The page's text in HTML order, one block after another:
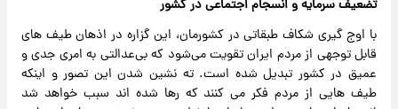
تضعیف سرمایه و انسجام اجتماعی در کشور
با اوج گیری شکاف طبقاتی در کشورمان، این گزاره در اذهان طیف های
قابل توجهی از مردم ایران تقویت می‌شود که بی‌عدالتی به امری جدی و
عمیق در کشور تبدیل شده است. ته نشین شدن این تصور و اینکه
طیف هایی از مردم فکر می کنند که رها شده اند سبب خواهد شد